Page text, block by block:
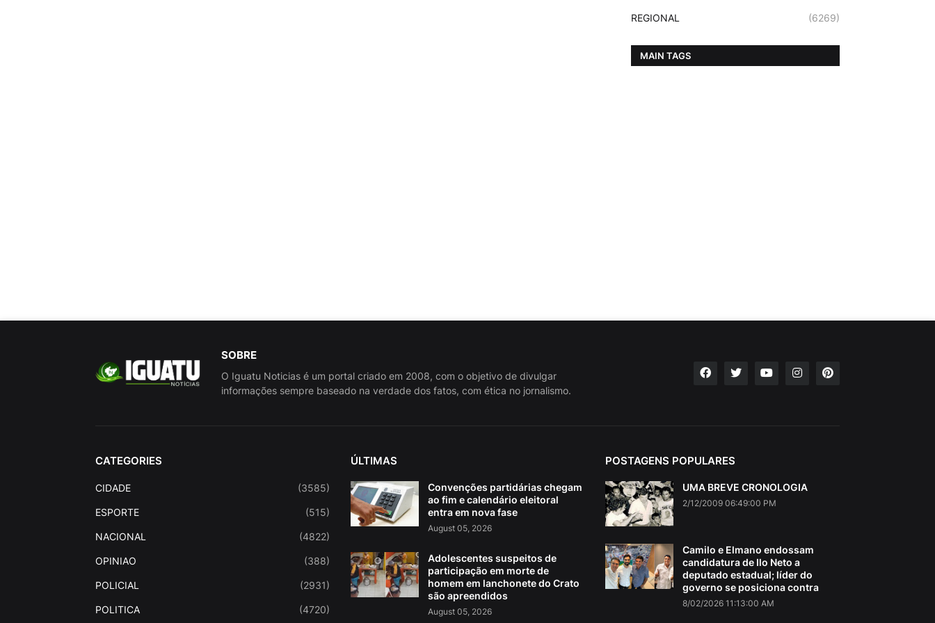
REGIONAL (6269)
MAIN TAGS
SOBRE
O Iguatu Noticias é um portal criado em 2008, com o objetivo de divulgar
informações sempre baseado na verdade dos fatos, com ética no jornalismo.
CATEGORIES
CIDADE (3585)
ESPORTE (515)
NACIONAL (4822)
OPINIAO (388)
POLICIAL (2931)
POLITICA (4720)
ÚLTIMAS
Convenções partidárias chegam
ao fim e calendário eleitoral
entra em nova fase
August 05, 2026
Adolescentes suspeitos de
participação em morte de
homem em lanchonete do Crato
são apreendidos
August 05, 2026
POSTAGENS POPULARES
UMA BREVE CRONOLOGIA
2/12/2009 06:49:00 PM
Camilo e Elmano endossam
candidatura de Ilo Neto a
deputado estadual; líder do
governo se posiciona contra
8/02/2026 11:13:00 AM